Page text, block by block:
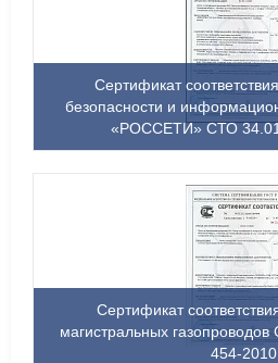
Сертификат
безопасности и
«РОССЕТИ» СТО
Сертификат
магистральных
454-2010